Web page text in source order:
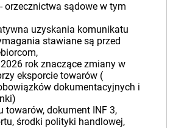
orzecznictwa sądowe w tym
uzyskania komunikatu
stawiane są przed
rok znaczące zmiany w
eksporcie towarów (
dokumentacyjnych i
towarów, dokument INF 3,
środki polityki handlowej,